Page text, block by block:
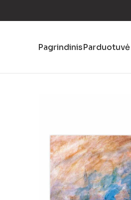
PagrindinisParduotuvė